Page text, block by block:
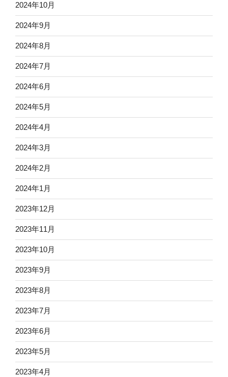
2024年10月
2024年9月
2024年8月
2024年7月
2024年6月
2024年5月
2024年4月
2024年3月
2024年2月
2024年1月
2023年12月
2023年11月
2023年10月
2023年9月
2023年8月
2023年7月
2023年6月
2023年5月
2023年4月